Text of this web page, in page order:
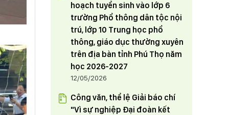
hoạch tuyển sinh vào lớp 6
trường Phổ thông dân tộc nội
trú, lớp 10 Trung học phổ
thông, giáo dục thường xuyên
trên địa bàn tỉnh Phú Thọ năm
học 2026-2027
12/05/2026
Công văn, thể lệ Giải báo chí
"Vì sự nghiệp Đại đoàn kết